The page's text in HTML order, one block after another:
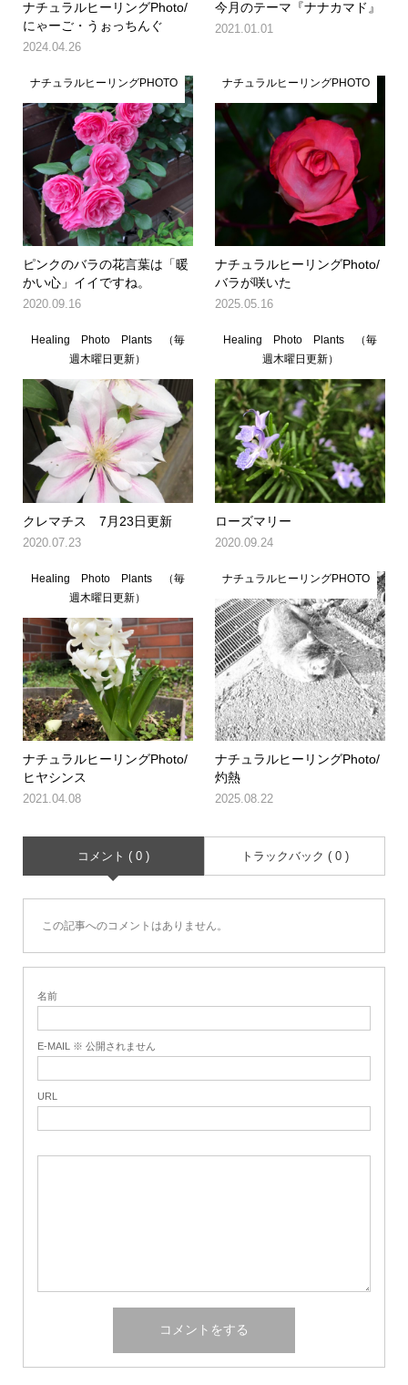
ナチュラルヒーリングPhoto/
にゃーご・うぉっちんぐ
2024.04.26
今月のテーマ『ナナカマド』
2021.01.01
ナチュラルヒーリングPHOTO
ピンクのバラの花言葉は「暖
かい心」イイですね。
2020.09.16
ナチュラルヒーリングPHOTO
ナチュラルヒーリングPhoto/
バラが咲いた
2025.05.16
Healing Photo Plants （毎
週木曜日更新）
クレマチス 7月23日更新
2020.07.23
Healing Photo Plants （毎
週木曜日更新）
ローズマリー
2020.09.24
Healing Photo Plants （毎
週木曜日更新）
ナチュラルヒーリングPhoto/
ヒヤシンス
2021.04.08
ナチュラルヒーリングPHOTO
ナチュラルヒーリングPhoto/
灼熱
2025.08.22
コメント ( 0 ) トラックバック ( 0 )
この記事へのコメントはありません。
名前
E-MAIL ※ 公開されません
URL